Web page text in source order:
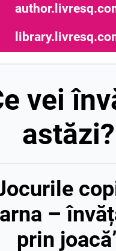
vei
astăzi?
–
prin